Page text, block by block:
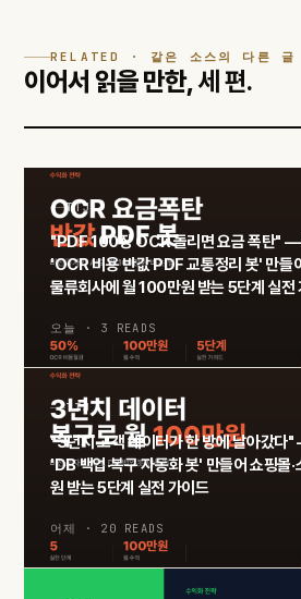
RELATED · 같은 소스의 다른 글
이어서 읽을 만한,세 편.
TTJ
"PDF 100장 OCR 돌리면 요금 폭탄" —
'OCR 비용 반값 PDF 교통정리 봇' 만들
물류회사에 월 100만원 받는 5단계 실전
오늘 · 3 READS
TTJ
"3년치 고객 데이터가 한 방에 날아갔다
'DB 백업·복구 자동화 봇' 만들어 쇼핑몰
원 받는 5단계 실전 가이드
어제 · 20 READS